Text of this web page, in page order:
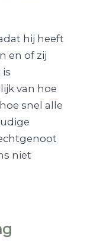
hij heeft
en of zij
van hoe
snel alle
niet